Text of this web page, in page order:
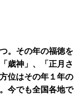
。その年の福徳を
歳神」、「正月さ
位はその年１年の
今でも全国各地で